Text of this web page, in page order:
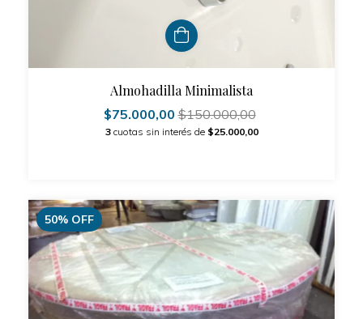
Almohadilla Minimalista
$75.000,00$150.000,00
3 cuotas sin interés de $25.000,00
50% OFF